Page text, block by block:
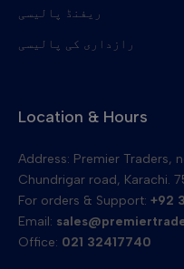
ریفنڈ پالیسی
رازداری کی پالیسی
Location & Hours
Address: Premier Traders,
Chundrigar road, Karachi.
For orders & Support: +92
Email:
Office: 021 32417740